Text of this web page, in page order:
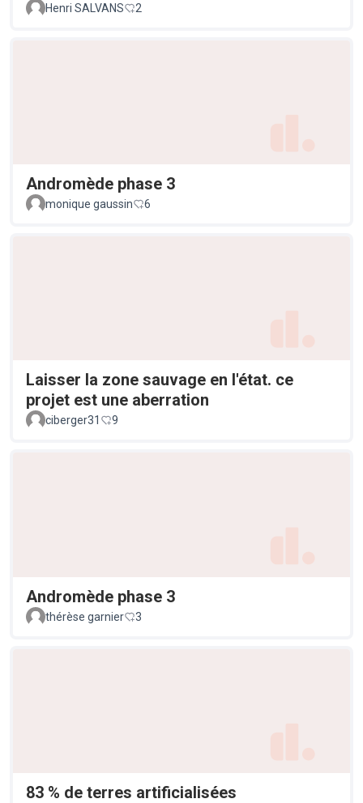
Henri SALVANS 2
Andromède phase 3
monique gaussin 6
Laisser la zone sauvage en l'état. ce
projet est une aberration
ciberger31 9
Andromède phase 3
thérèse garnier 3
83 % de terres artificialisées